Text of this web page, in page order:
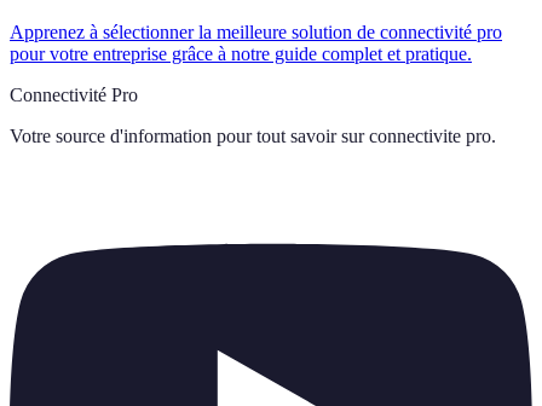
Apprenez à sélectionner la meilleure solution de connectivité pro
pour votre entreprise grâce à notre guide complet et pratique.
Connectivité Pro
Votre source d'information pour tout savoir sur connectivite pro.